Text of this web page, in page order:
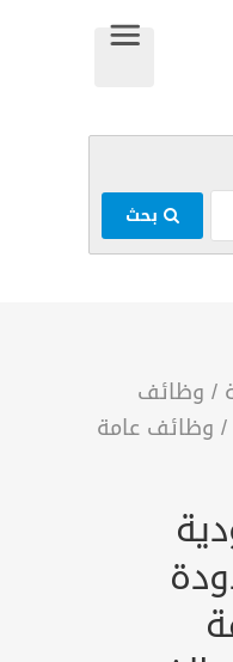
/ وظائف
/ وظائف عامة